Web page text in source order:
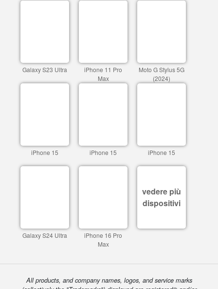
Galaxy S23 Ultra
iPhone 11 Pro
Max
Moto G Stylus 5G
(2024)
iPhone 15 iPhone 15 iPhone 15
Galaxy S24 Ultra
iPhone 16 Pro
Max
vedere più
dispositivi
All products, and company names, logos, and service marks